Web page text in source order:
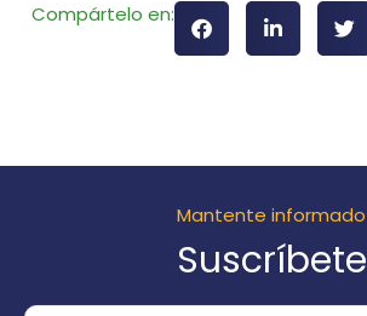
Compártelo en:
Mantente informado
Suscríbete